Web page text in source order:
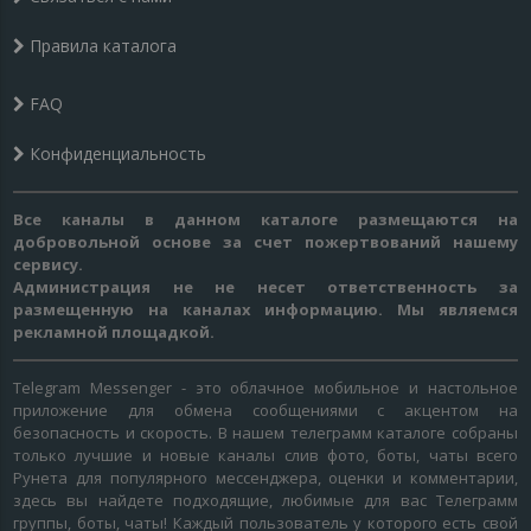
Правила каталога
FAQ
Конфиденциальность
Все каналы в данном каталоге размещаются на
добровольной основе за счет пожертвований нашему
сервису.
Администрация не не несет ответственность за
размещенную на каналах информацию. Мы являемся
рекламной площадкой.
Telegram Messenger - это облачное мобильное и настольное
приложение для обмена сообщениями с акцентом на
безопасность и скорость. В нашем телеграмм каталоге собраны
только лучшие и новые каналы слив фото, боты, чаты всего
Рунета для популярного мессенджера, оценки и комментарии,
здесь вы найдете подходящие, любимые для вас Телеграмм
группы, боты, чаты! Каждый пользователь у которого есть свой